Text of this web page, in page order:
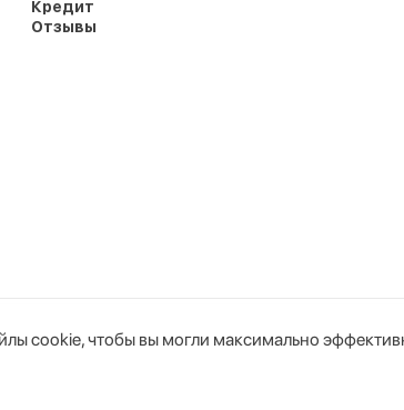
Кредит
Отзывы
1
cookie, чтобы вы могли максимально